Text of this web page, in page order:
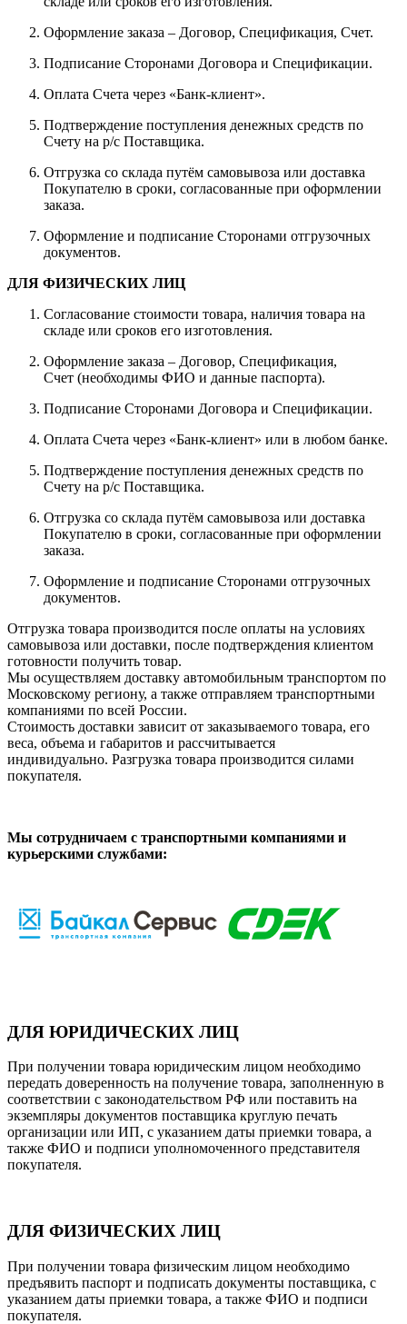
Оформление заказа – Договор, Спецификация, Счет.
Подписание Сторонами Договора и Спецификации.
Оплата Счета через «Банк-клиент».
Подтверждение поступления денежных средств по
Счету на р/с Поставщика.
Отгрузка со склада путём самовывоза или доставка
Покупателю в сроки, согласованные при оформлении
заказа.
Оформление и подписание Сторонами отгрузочных
документов.
ДЛЯ ФИЗИЧЕСКИХ ЛИЦ
Согласование стоимости товара, наличия товара на
складе или сроков его изготовления.
Оформление заказа – Договор, Спецификация,
Счет (необходимы ФИО и данные паспорта).
Подписание Сторонами Договора и Спецификации.
Оплата Счета через «Банк-клиент» или в любом банке.
Подтверждение поступления денежных средств по
Счету на р/с Поставщика.
Отгрузка со склада путём самовывоза или доставка
Покупателю в сроки, согласованные при оформлении
заказа.
Оформление и подписание Сторонами отгрузочных
документов.
Отгрузка товара производится после оплаты на условиях
самовывоза или доставки, после подтверждения клиентом
готовности получить товар.
Мы осуществляем доставку автомобильным транспортом по
Московскому региону, а также отправляем транспортными
компаниями по всей России.
Стоимость доставки зависит от заказываемого товара, его
веса, объема и габаритов и рассчитывается
индивидуально. Разгрузка товара производится силами
покупателя.
Мы сотрудничаем с транспортными компаниями и
курьерскими службами:
ДЛЯ ЮРИДИЧЕСКИХ ЛИЦ
При получении товара юридическим лицом необходимо
передать доверенность на получение товара, заполненную в
соответствии с законодательством РФ или поставить на
экземпляры документов поставщика круглую печать
организации или ИП, с указанием даты приемки товара, а
также ФИО и подписи уполномоченного представителя
покупателя.
ДЛЯ ФИЗИЧЕСКИХ ЛИЦ
При получении товара физическим лицом необходимо
предъявить паспорт и подписать документы поставщика, с
указанием даты приемки товара, а также ФИО и подписи
покупателя.